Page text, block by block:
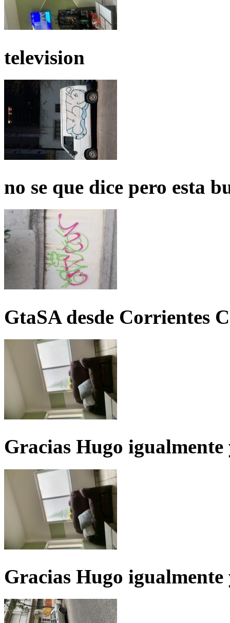
television
no se que dice pero esta
GtaSA desde Corrientes
Gracias Hugo igualmente
Gracias Hugo igualmente